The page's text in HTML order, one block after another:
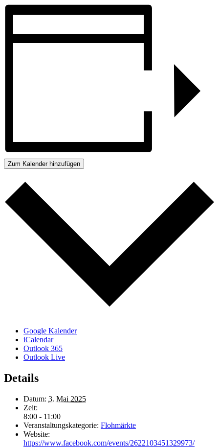
Zum Kalender hinzufügen
Google Kalender
iCalendar
Outlook 365
Outlook Live
Details
Datum: 3. Mai 2025
Zeit:
8:00 - 11:00
Veranstaltungskategorie: Flohmärkte
Website:
https://www.facebook.com/events/2622103451329973/